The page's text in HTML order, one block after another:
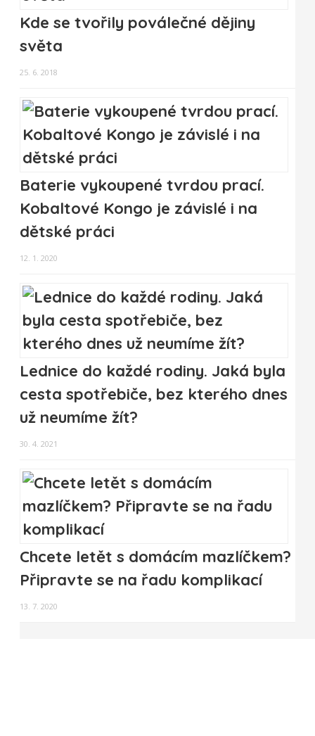
Kde se tvořily poválečné dějiny
světa
25. 6. 2018
Baterie vykoupené tvrdou prací.
Kobaltové Kongo je závislé i na
dětské práci
12. 1. 2020
Lednice do každé rodiny. Jaká byla
cesta spotřebiče, bez kterého dnes
už neumíme žít?
30. 4. 2021
Chcete letět s domácím mazlíčkem?
Připravte se na řadu komplikací
13. 7. 2020